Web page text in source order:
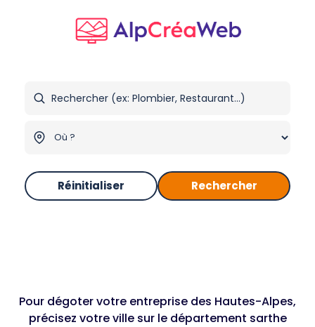
Réinitialiser Rechercher
Pour dégoter votre entreprise des Hautes-Alpes,
précisez votre ville sur le département sarthe